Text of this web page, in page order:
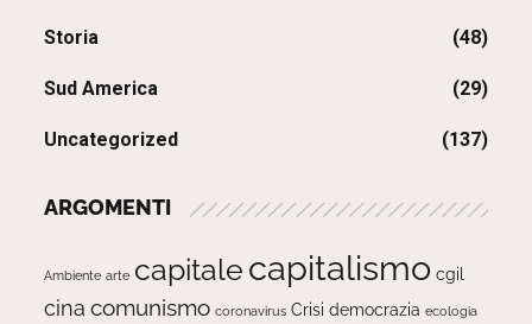
Storia (48)
Sud America (29)
Uncategorized (137)
ARGOMENTI
Ambiente arte capitale capitalismo cgil
cina comunismo coronavirus Crisi democrazia ecologia